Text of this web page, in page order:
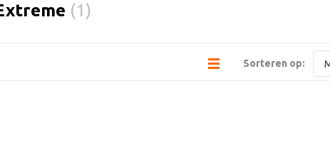
(1)
Sorteren op: